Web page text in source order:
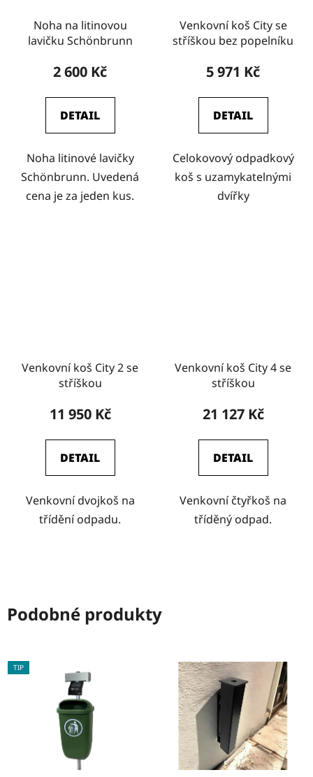
Noha na litinovou
lavičku Schönbrunn
2 600 Kč
DETAIL
Noha litinové lavičky
Schönbrunn. Uvedená
cena je za jeden kus.
Venkovní koš City se
stříškou bez popelníku
5 971 Kč
DETAIL
Celokovový odpadkový
koš s uzamykatelnými
dvířky
Venkovní koš City 2 se
stříškou
11 950 Kč
DETAIL
Venkovní dvojkoš na
třídění odpadu.
Venkovní koš City 4 se
stříškou
21 127 Kč
DETAIL
Venkovní čtyřkoš na
tříděný odpad.
Podobné produkty
TIP